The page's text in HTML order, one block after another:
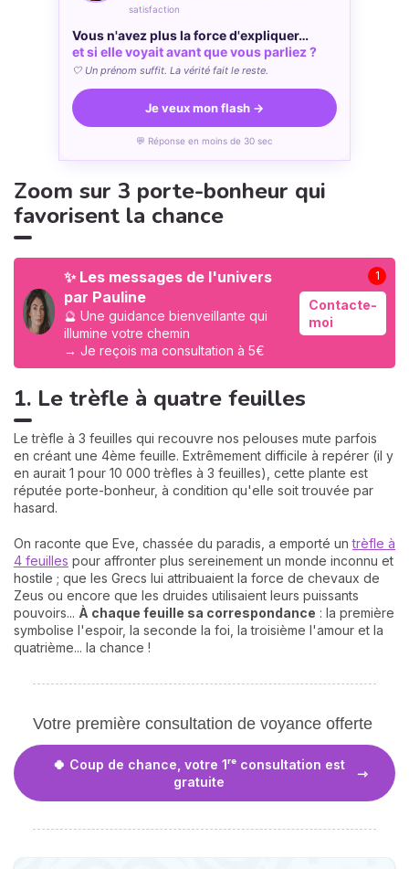
satisfaction
Vous n'avez plus la force d'expliquer…
et si elle voyait avant que vous parliez ?
🤍 Un prénom suffit. La vérité fait le reste.
Je veux mon flash →
💬 Réponse en moins de 30 sec
Zoom sur 3 porte-bonheur qui
favorisent la chance
✨ Les messages de l'univers
par Pauline
🔮 Une guidance bienveillante qui
illumine votre chemin
→ Je reçois ma consultation à 5€
Contacte-
moi
1
1. Le trèfle à quatre feuilles
Le trèfle à 3 feuilles qui recouvre nos pelouses mute parfois
en créant une 4ème feuille. Extrêmement difficile à repérer (il y
en aurait 1 pour 10 000 trèfles à 3 feuilles), cette plante est
réputée porte-bonheur, à condition qu'elle soit trouvée par
hasard.
On raconte que Eve, chassée du paradis, a emporté untrèfle à
4 feuilles pour affronter plus sereinement un monde inconnu et
hostile ; que les Grecs lui attribuaient la force de chevaux de
Zeus ou encore que les druides utilisaient leurs puissants
pouvoirs... À chaque feuille sa correspondance : la première
symbolise l'espoir, la seconde la foi, la troisième l'amour et la
quatrième... la chance !
Votre première consultation de voyance offerte
🍀 Coup de chance, votre 1ʳᵉ consultation est
gratuite